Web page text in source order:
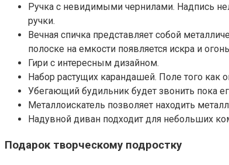
Ручка с невидимыми чернилами. Надпись
ручки.
Вечная спичка представляет собой
полоске на емкости появляется искра и
Гири с интересным дизайном.
Набор растущих карандашей. Поле того как
Убегающий будильник будет звонить пока
Металлоискатель позволяет находить
Надувной диван подходит для небольших
Подарок творческому подростку